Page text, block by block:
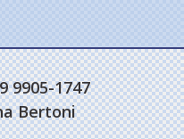
9905-1747
Bertoni